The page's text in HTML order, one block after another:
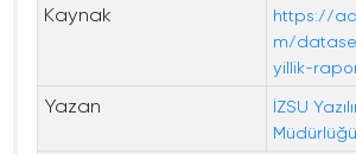
Kaynak
https://
m/
yillik-
Yazan
İZSU
Müdürlüğü